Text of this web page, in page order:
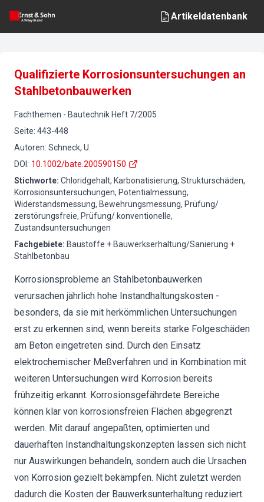
Artikeldatenbank
Qualifizierte Korrosionsuntersuchungen an
Stahlbetonbauwerken
Fachthemen - Bautechnik Heft 7/2005
Seite: 443-448
Autoren: Schneck, U.
DOI : 10.1002/bate.200590150
Stichworte: Chloridgehalt, Karbonatisierung, Strukturschäden,
Korrosionsuntersuchungen, Potentialmessung,
Widerstandsmessung, Bewehrungsmessung, Prüfung/
zerstörungsfreie, Prüfung/ konventionelle,
Zustandsuntersuchungen
Fachgebiete: Baustoffe + Bauwerkserhaltung/Sanierung +
Stahlbetonbau
Korrosionsprobleme an Stahlbetonbauwerken
verursachen jährlich hohe Instandhaltungskosten -
besonders, da sie mit herkömmlichen Untersuchungen
erst zu erkennen sind, wenn bereits starke Folgeschäden
am Beton eingetreten sind. Durch den Einsatz
elektrochemischer Meßverfahren und in Kombination mit
weiteren Untersuchungen wird Korrosion bereits
frühzeitig erkannt. Korrosionsgefährdete Bereiche
können klar von korrosionsfreien Flächen abgegrenzt
werden. Mit darauf angepaßten, optimierten und
dauerhaften Instandhaltungskonzepten lassen sich nicht
nur Auswirkungen behandeln, sondern auch die Ursachen
von Korrosion gezielt bekämpfen. Nicht zuletzt werden
dadurch die Kosten der Bauwerksunterhaltung reduziert.